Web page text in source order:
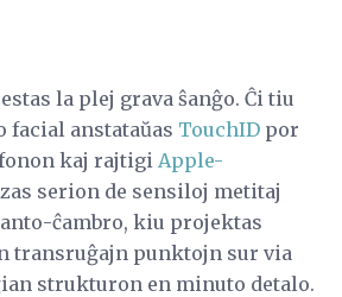
la plej grava ŝanĝo. Ĉi tiu
facial anstataŭas TouchID por
kaj rajtigi Apple-
serion de sensiloj metitaj
ĉambro, kiu projektas
transruĝajn punktojn sur via
strukturon en minuto detalo.